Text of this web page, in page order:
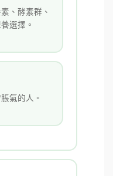
、酵素群、
選擇。
氣的人。